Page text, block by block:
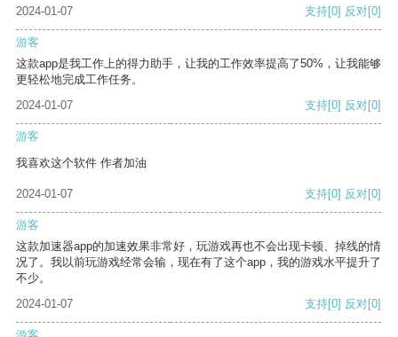
2024-01-07
支持[0] 反对[0]
游客
这款app是我工作上的得力助手，让我的工作效率提高了50%，让我能够
更轻松地完成工作任务。
2024-01-07
支持[0] 反对[0]
游客
我喜欢这个软件 作者加油
2024-01-07 支持[0] 反对[0]
游客
这款加速器app的加速效果非常好，玩游戏再也不会出现卡顿、掉线的情
况了。我以前玩游戏经常会输，现在有了这个app，我的游戏水平提升了
不少。
2024-01-07
支持[0] 反对[0]